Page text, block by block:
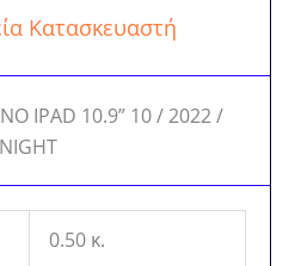
Κατασκευαστή
IPAD 10.9” 10 / 2022 /
0.50 κ.